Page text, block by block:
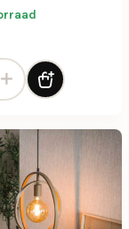
aantal
maat S
Jessica